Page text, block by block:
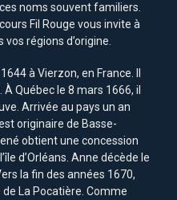
noms souvent familiers.
Fil Rouge vous invite à
régions d’origine.
à Vierzon, en France. Il
Québec le 8 mars 1666, il
Arrivée au pays un an
originaire de Basse-
obtient une concession
d’Orléans. Anne décède le
la fin des années 1670,
de La Pocatière. Comme